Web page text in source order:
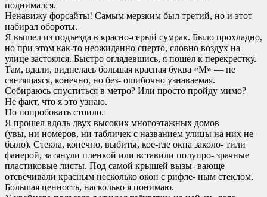
поднимался.
Ненавижу форсайты! Самым мерзким был третий, но и этот
набирал обороты.
Я вышел из подъезда в красно-серый сумрак. Было прохладно,
но при этом как-то неожиданно сперто, словно воздух на
улице застоялся. Быстро оглядевшись, я пошел к перекрестку.
Там, вдали, виднелась большая красная буква «М» — не
светящаяся, конечно, но без- ошибочно узнаваемая.
Собираюсь спуститься в метро? Или просто пройду мимо?
Не факт, что я это узнаю.
Но попробовать стоило.
Я прошел вдоль двух высоких многоэтажных домов
(увы, ни номеров, ни табличек с названием улицы на них не
было). Стекла, конечно, выбиты, кое-где окна заколо- тили
фанерой, затянули пленкой или вставили полупро- зрачные
пластиковые листы. Под самой крышей вызы- вающе
отсвечивали красным несколько окон с рифле- ным стеклом.
Большая ценность, насколько я понимаю.